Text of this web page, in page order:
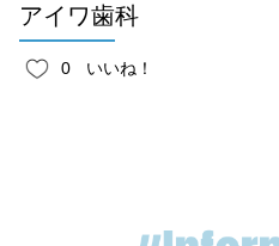
アイワ歯科
0 いいね！